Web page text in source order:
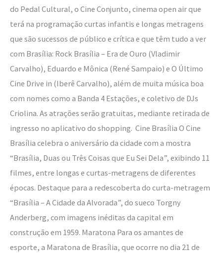
do Pedal Cultural, o Cine Conjunto, cinema open air que
terá na programação curtas infantis e longas metragens
que são sucessos de público e crítica e que têm tudo a ver
com Brasília: Rock Brasília – Era de Ouro (Vladimir
Carvalho), Eduardo e Mônica (René Sampaio) e O Último
Cine Drive in (Iberê Carvalho), além de muita música boa
com nomes como a Banda 4 Estações, e coletivo de DJs
Criolina. As atrações serão gratuitas, mediante retirada de
ingresso no aplicativo do shopping. Cine Brasília O Cine
Brasília celebra o aniversário da cidade com a mostra
“Brasília, Duas ou Três Coisas que Eu Sei Dela”, exibindo 11
filmes, entre longas e curtas-metragens de diferentes
épocas. Destaque para a redescoberta do curta-metragem
“Brasília – A Cidade da Alvorada”, do sueco Torgny
Anderberg, com imagens inéditas da capital em
construção em 1959. Maratona Para os amantes de
esporte, a Maratona de Brasília, que ocorre no dia 21 de